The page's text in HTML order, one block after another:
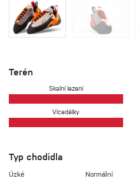
Terén
Skalní lezení
Vícedélky
Typ chodidla
Úzké Normální